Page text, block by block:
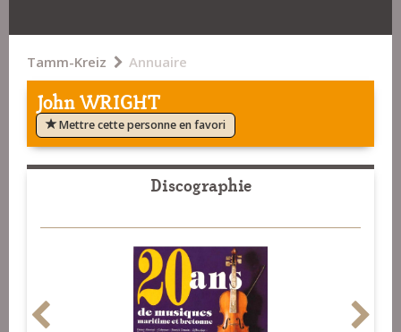
Tamm-Kreiz Annuaire
John WRIGHT
Mettre cette personne en favori
Discographie